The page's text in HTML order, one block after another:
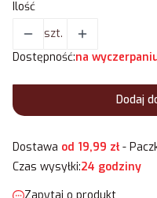
Ilość
szt.
Dostępność:na
Dodaj
Dostawa od 19,99 zł-
Czas wysyłki:24 godziny